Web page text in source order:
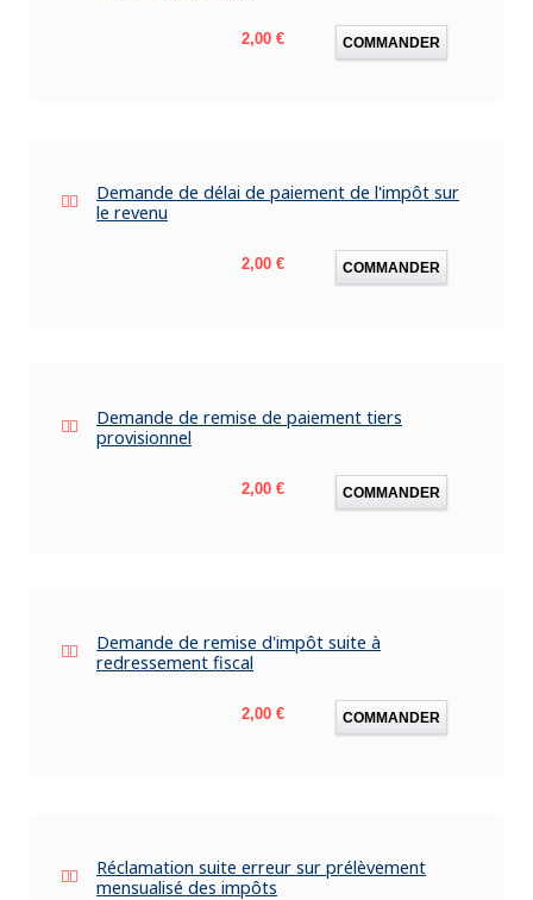
Prix
2,00 € COMMANDER
Demande de délai de paiement de l'impôt sur
le revenu
Prix
2,00 € COMMANDER
Demande de remise de paiement tiers
provisionnel
Prix
2,00 € COMMANDER
Demande de remise d'impôt suite à
redressement fiscal
Prix
2,00 € COMMANDER
Réclamation suite erreur sur prélèvement
mensualisé des impôts